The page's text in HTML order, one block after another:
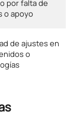
por falta de
o apoyo
de ajustes en
o